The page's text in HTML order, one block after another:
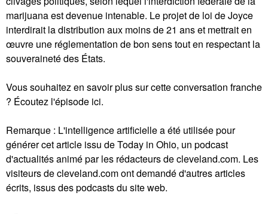
marijuana est devenue intenable. Le projet de loi de Joyce
interdirait la distribution aux moins de 21 ans et mettrait en
œuvre une réglementation de bon sens tout en respectant la
souveraineté des États.
Vous souhaitez en savoir plus sur cette conversation franche
? Écoutez l'épisode ici.
Remarque : L'intelligence artificielle a été utilisée pour
générer cet article issu de Today in Ohio, un podcast
d'actualités animé par les rédacteurs de cleveland.com. Les
visiteurs de cleveland.com ont demandé d'autres articles
écrits, issus des podcasts du site web.